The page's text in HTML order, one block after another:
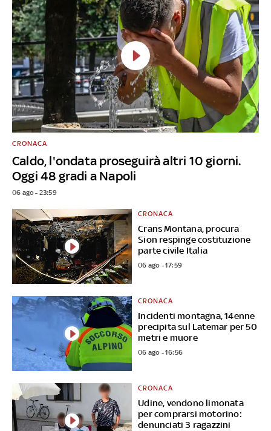
Caldo, l'ondata proseguirà altri 10 giorni.
Oggi 48 gradi a Napoli
CRONACA
06 ago - 23:59
Crans Montana, procura
Sion respinge costituzione
parte civile Italia
CRONACA
06 ago - 17:59
Incidenti montagna, 14enne
precipita sul Latemar per 50
metri e muore
CRONACA
06 ago - 16:56
Udine, vendono limonata
per comprarsi motorino:
denunciati 3 ragazzini
CRONACA